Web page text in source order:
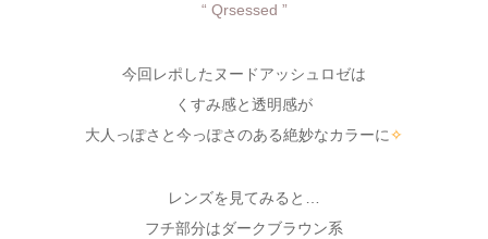
“ Qrsessed ”
今回レポしたヌードアッシュロゼは
くすみ感と透明感が
大人っぽさと今っぽさのある絶妙なカラーに✧
レンズを見てみると…
フチ部分はダークブラウン系